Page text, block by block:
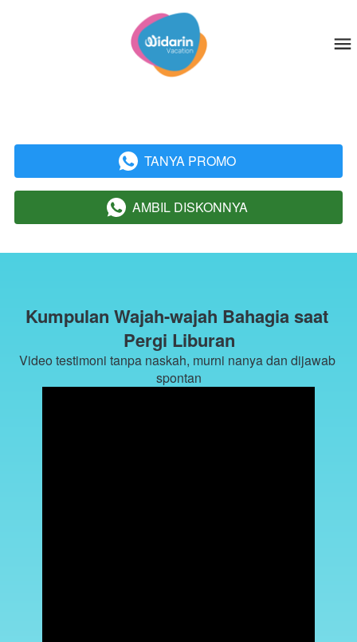
` TANYA PROMO
` AMBIL DISKONNYA
Kumpulan Wajah-wajah Bahagia saat
Pergi Liburan
Video testimoni tanpa naskah, murni nanya dan dijawab
spontan